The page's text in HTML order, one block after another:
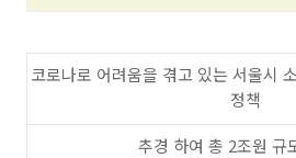
코로나로 어려움을 겪고 있는 서울시
정책
추경 하여 총 2조원 규